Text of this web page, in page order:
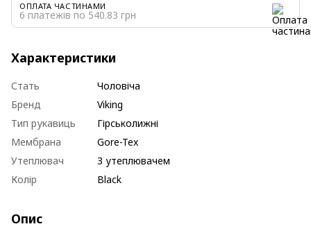
ОПЛАТА ЧАСТИНАМИ
6 платежів по 540.83 грн
Характеристики
Стать
Чоловіча
Бренд
Viking
Тип рукавиць
Гірськолижні
Мембрана
Gore-Tex
Утеплювач
З утеплювачем
Колір
Black
Опис